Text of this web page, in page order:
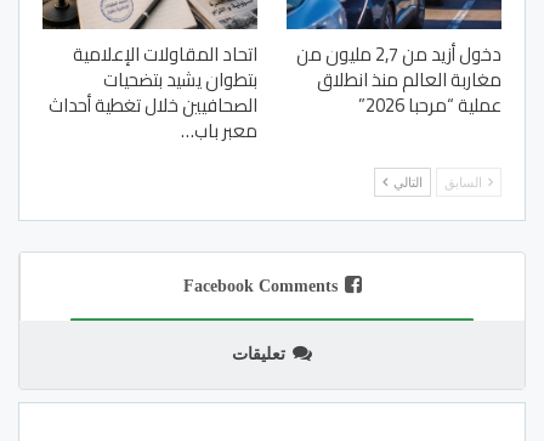
دخول أزيد من 2,7 مليون من
مغاربة العالم منذ انطلاق
عملية “مرحبا 2026”
اتحاد المقاولات الإعلامية
بتطوان يشيد بتضحيات
الصحافيين خلال تغطية أحداث
معبر باب…
السابق التالي
Facebook Comments
تعليقات